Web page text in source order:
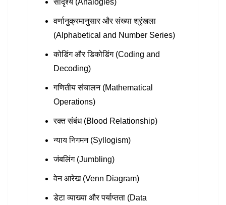
सादृश्य (Analogies)
वर्णानुक्रमानुसार और संख्या श्रृंखला
(Alphabetical and Number Series)
कोडिंग और डिकोडिंग (Coding and
Decoding)
गणितीय संचालन (Mathematical
Operations)
रक्त संबंध (Blood Relationship)
न्याय निगमन (Syllogism)
जंबलिंग (Jumbling)
वेन आरेख (Venn Diagram)
डेटा व्याख्या और पर्याप्तता (Data